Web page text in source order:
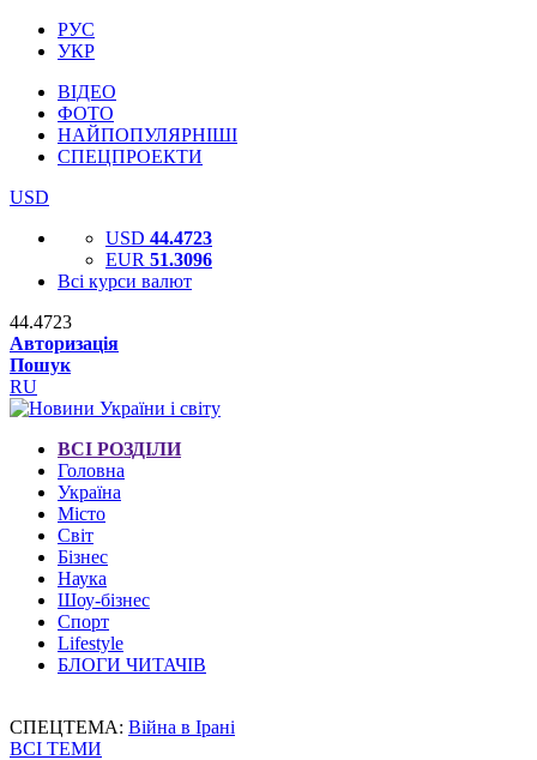
РУС
УКР
ВІДЕО
ФОТО
НАЙПОПУЛЯРНІШІ
СПЕЦПРОЕКТИ
USD
USD 44.4723
EUR 51.3096
Всі курси валют
44.4723
Авторизація
Пошук
RU
ВСІ РОЗДІЛИ
Головна
Україна
Місто
Світ
Бізнес
Наука
Шоу-бізнес
Спорт
Lifestyle
БЛОГИ ЧИТАЧІВ
СПЕЦТЕМА: Війна в Ірані
ВСІ ТЕМИ